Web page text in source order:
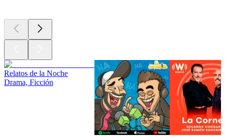
Relatos de la Noche
Drama, Ficción